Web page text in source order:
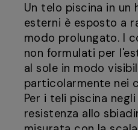
Un telo piscina in un
esterni è esposto a
modo prolungato. I
non formulati per
al sole in modo
particolarmente nei
Per i teli piscina
resistenza allo